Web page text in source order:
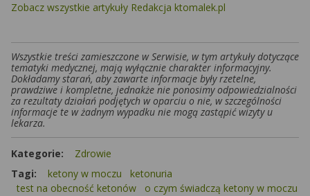
Zobacz wszystkie artykuły Redakcja ktomalek.pl
Wszystkie treści zamieszczone w Serwisie, w tym artykuły dotyczące
tematyki medycznej, mają wyłącznie charakter informacyjny.
Dokładamy starań, aby zawarte informacje były rzetelne,
prawdziwe i kompletne, jednakże nie ponosimy odpowiedzialności
za rezultaty działań podjętych w oparciu o nie, w szczególności
informacje te w żadnym wypadku nie mogą zastąpić wizyty u
lekarza.
Kategorie:
Zdrowie
Tagi:
ketony w moczu
ketonuria
test na obecność ketonów
o czym świadczą ketony w moczu